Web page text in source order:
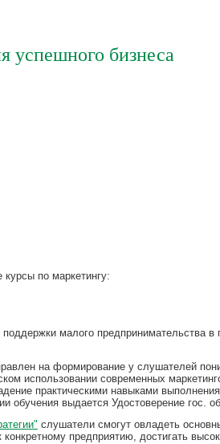
успешного бизнеса
по маркетингу:
малого предпринимательства
на формирование у слушателей
использовании современных
практическими навыками
обучения выдается Удостоверение гос.
слушатели смогут овладеть
предприятию, достигать